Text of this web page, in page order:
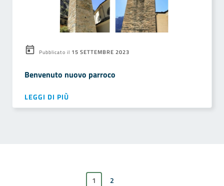
Pubblicato il 15 SETTEMBRE 2023
Benvenuto nuovo parroco
LEGGI DI PIÙ
1 2
xxxPagina successiva